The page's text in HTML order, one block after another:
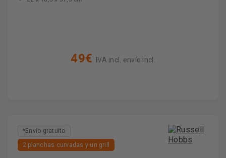
49€ IVA incl. envío incl.
*Envío gratuito
2 planchas curvadas y un grill